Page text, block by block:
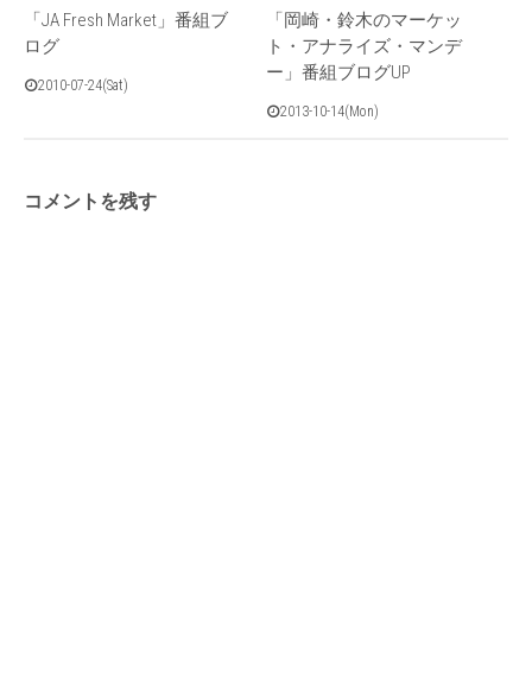
「JA Fresh Market」番組ブ
ログ
2010-07-24(Sat)
「岡崎・鈴木のマーケッ
ト・アナライズ・マンデ
ー」番組ブログUP
2013-10-14(Mon)
コメントを残す